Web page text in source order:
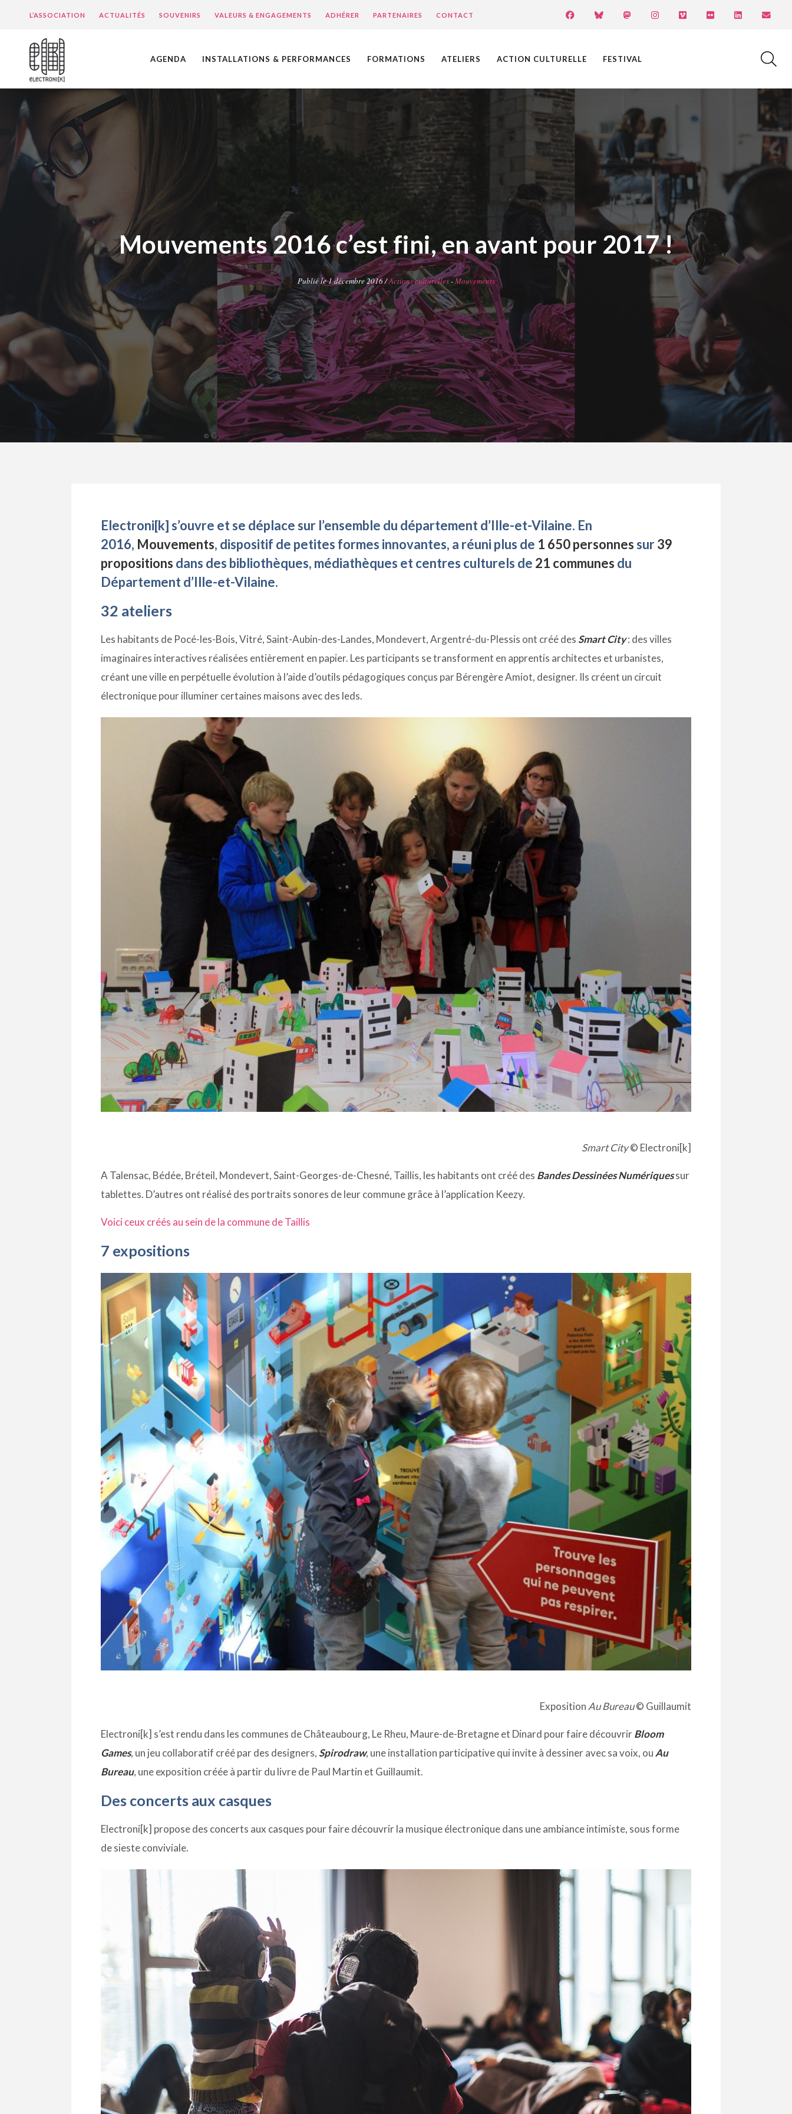
L’ASSOCIATION ACTUALITÉS SOUVENIRS VALEURS & ENGAGEMENTS ADHÉRER PARTENAIRES CONTACT
AGENDA INSTALLATIONS & PERFORMANCES FORMATIONS ATELIERS ACTION CULTURELLE FESTIVAL
Mouvements 2016 c’est fini, en avant pour 2017 !
Publié le 1 décembre 2016 /Actions culturelles-Mouvements
Electroni[k] s’ouvre et se déplace sur l’ensemble du département d’Ille-et-Vilaine. En
2016, Mouvements, dispositif de petites formes innovantes, a réuni plus de 1 650 personnessur39
propositions dans des bibliothèques, médiathèques et centres culturels de 21 communes du
Département d’Ille-et-Vilaine.
32 ateliers
Les habitants de Pocé-les-Bois, Vitré, Saint-Aubin-des-Landes, Mondevert, Argentré-du-Plessis ont créé des Smart City: des villes
imaginaires interactives réalisées entièrement en papier. Les participants se transforment en apprentis architectes et urbanistes,
créant une ville en perpétuelle évolution à l’aide d’outils pédagogiques conçus par Bérengère Amiot, designer. Ils créent un circuit
électronique pour illuminer certaines maisons avec des leds.
Smart City© Electroni[k]
A Talensac, Bédée, Bréteil, Mondevert, Saint-Georges-de-Chesné, Taillis, les habitants ont créé des Bandes Dessinées Numériquessur
tablettes. D’autres ont réalisé des portraits sonores de leur commune grâce à l’application Keezy.
Voici ceux créés au sein de la commune de Taillis
7 expositions
Exposition Au Bureau© Guillaumit
Electroni[k] s’est rendu dans les communes de Châteaubourg, Le Rheu, Maure-de-Bretagne et Dinard pour faire découvrirBloom
Games, un jeu collaboratif créé par des designers, Spirodraw, une installation participative qui invite à dessiner avec sa voix, ou Au
Bureau, une exposition créée à partir du livre de Paul Martin et Guillaumit.
Des concerts aux casques
Electroni[k] propose des concerts aux casques pour faire découvrir la musique électronique dans une ambiance intimiste, sous forme
de sieste conviviale.